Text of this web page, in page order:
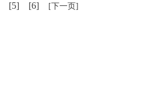
[5] [6] [下一页]